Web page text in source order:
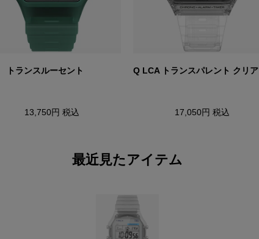
ランスルーセント
13,750円 税込
Q LCA トランスパレント クリア
17,050円 税込
最近見たアイテム